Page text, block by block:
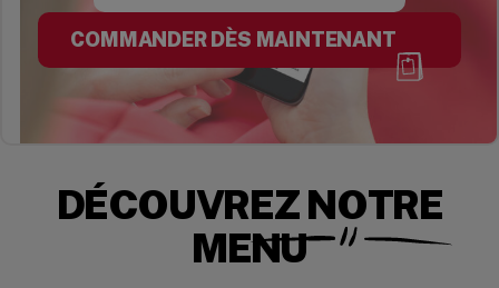
COMMANDER DÈS MAINTENANT
DÉCOUVREZ NOTRE
MENU